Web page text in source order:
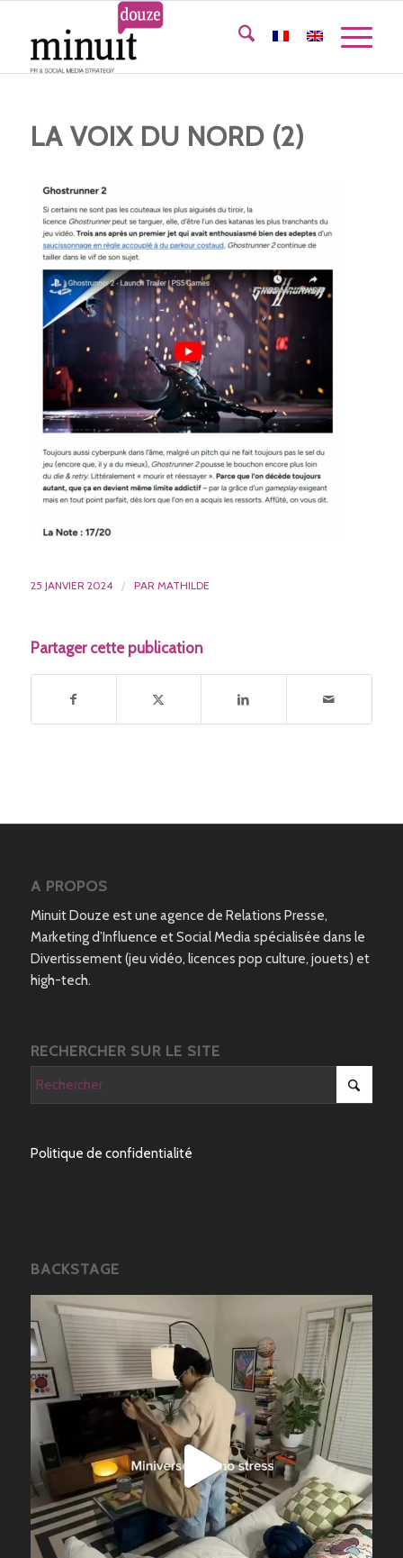
LA VOIX DU NORD (2)
25 JANVIER 2024 / PAR MATHILDE
Partager cette publication
A PROPOS
Minuit Douze est une agence de Relations Presse,
Marketing d’Influence et Social Media spécialisée dans le
Divertissement (jeu vidéo, licences pop culture, jouets) et
high-tech.
RECHERCHER SUR LE SITE
Politique de confidentialité
BACKSTAGE